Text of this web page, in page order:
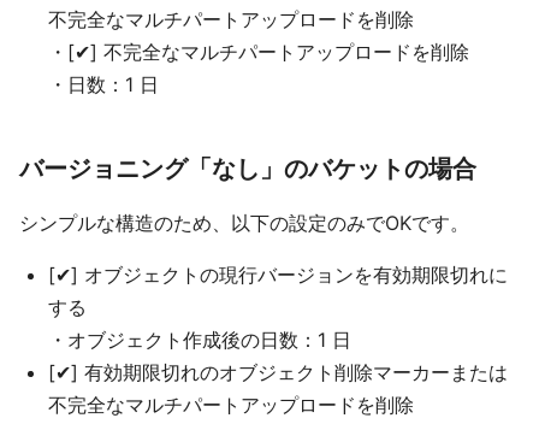
不完全なマルチパートアップロードを削除
・[✔] 不完全なマルチパートアップロードを削除
・日数：1 日
バージョニング「なし」のバケットの場合
シンプルな構造のため、以下の設定のみでOKです。
[✔] オブジェクトの現行バージョンを有効期限切れに
する
・オブジェクト作成後の日数：1 日
[✔] 有効期限切れのオブジェクト削除マーカーまたは
不完全なマルチパートアップロードを削除